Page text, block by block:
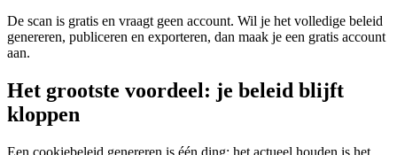
De scan is gratis en vraagt geen account. Wil je het volledige beleid
genereren, publiceren en exporteren, dan maak je een gratis account
aan.
Het grootste voordeel: je beleid blijft
kloppen